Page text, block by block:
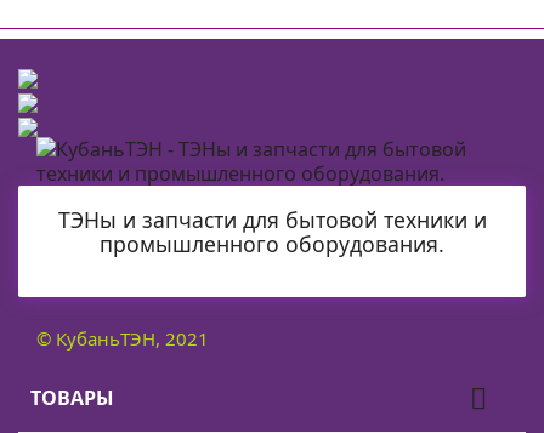
ТЭНы и запчасти для бытовой техники и
промышленного оборудования.
© КубаньТЭН, 2021
ТОВАРЫ 